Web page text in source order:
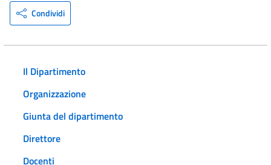
Condividi
Il Dipartimento
Organizzazione
Giunta del dipartimento
Direttore
Docenti